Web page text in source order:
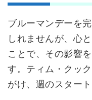
ブルーマンデーを
しれませんが、心
ことで、その影響
す。ティム・クッ
がけ、週のスター